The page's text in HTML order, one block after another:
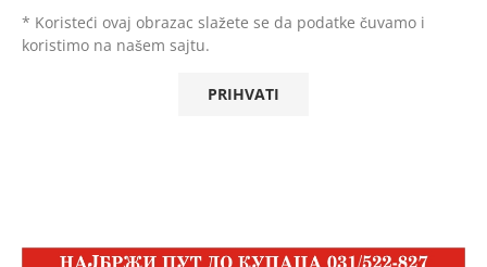
* Koristeći ovaj obrazac slažete se da podatke čuvamo i
koristimo na našem sajtu.